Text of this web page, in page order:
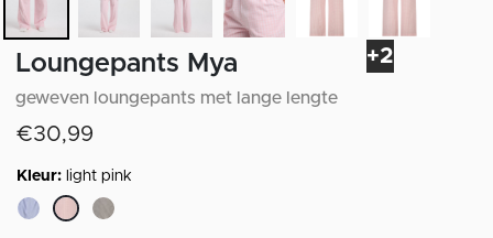
+2
Loungepants Mya
geweven loungepants met lange lengte
€30,99
Kleur: light pink